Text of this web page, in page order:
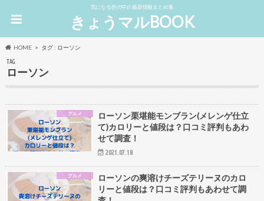
気になる世の中の最新情報まとめ集
きょうマルBOOK
HOME タグ : ローソン
TAG
ローソン
グルメ
ローソン栗堪能モンブラン(メレンゲ仕立
て)カロリーと値段は？口コミ評判もあわ
せて調査！
2021.07.18
グルメ
ローソンの爽溶けチーズテリーヌのカロ
リーと値段は？口コミ評判もあわせて調